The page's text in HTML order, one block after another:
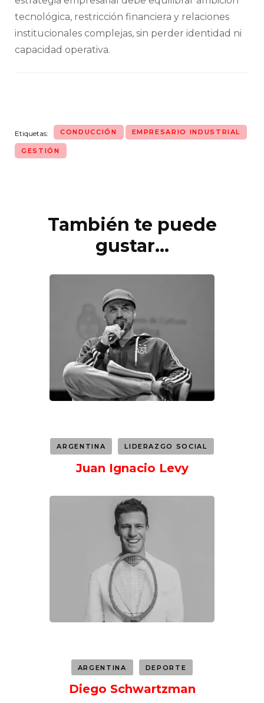
tecnológica, restricción financiera y relaciones
institucionales complejas, sin perder identidad ni
capacidad operativa.
Etiquetas: CONDUCCIÓN EMPRESARIO INDUSTRIAL
GESTIÓN
NavegaciónTambién te puede
gustar...
ARGENTINA LIDERAZGO SOCIAL
Juan Ignacio Levy
ARGENTINA DEPORTE
Diego Schwartzman